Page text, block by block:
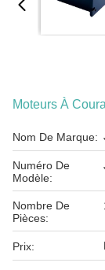
Moteurs À
Nom De Marque:
Numéro De
Modèle:
Nombre De
Pièces:
Prix: